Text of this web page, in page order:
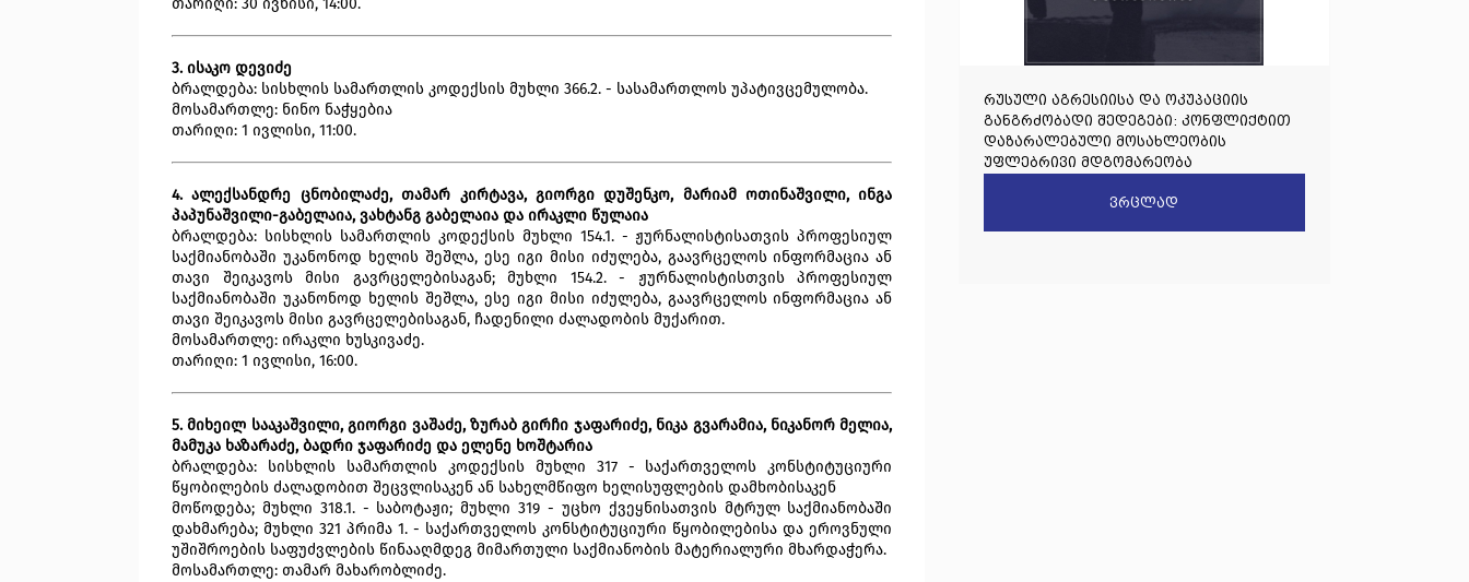
თარიღი: 30 ივნისი, 14:00.
3. ისაკო დევიძე
ბრალდება: სისხლის სამართლის კოდექსის მუხლი 366.2. - სასამართლოს უპატივცემულობა.
მოსამართლე: ნინო ნაჭყებია
თარიღი: 1 ივლისი, 11:00.
4. ალექსანდრე ცნობილაძე, თამარ კირტავა, გიორგი დუშენკო, მარიამ ოთინაშვილი, ინგა
პაპუნაშვილი-გაბელაია, ვახტანგ გაბელაია და ირაკლი წულაია
ბრალდება: სისხლის სამართლის კოდექსის მუხლი 154.1. - ჟურნალისტისათვის პროფესიულ
საქმიანობაში უკანონოდ ხელის შეშლა, ესე იგი მისი იძულება, გაავრცელოს ინფორმაცია ან
თავი შეიკავოს მისი გავრცელებისაგან; მუხლი 154.2. - ჟურნალისტისთვის პროფესიულ
საქმიანობაში უკანონოდ ხელის შეშლა, ესე იგი მისი იძულება, გაავრცელოს ინფორმაცია ან
თავი შეიკავოს მისი გავრცელებისაგან, ჩადენილი ძალადობის მუქარით.
მოსამართლე: ირაკლი ხუსკივაძე.
თარიღი: 1 ივლისი, 16:00.
5. მიხეილ სააკაშვილი, გიორგი ვაშაძე, ზურაბ გირჩი ჯაფარიძე, ნიკა გვარამია, ნიკანორ მელია,
მამუკა ხაზარაძე, ბადრი ჯაფარიძე და ელენე ხოშტარია
ბრალდება: სისხლის სამართლის კოდექსის მუხლი 317 - საქართველოს კონსტიტუციური
წყობილების ძალადობით შეცვლისაკენ ან სახელმწიფო ხელისუფლების დამხობისაკენ
მოწოდება; მუხლი 318.1. - საბოტაჟი; მუხლი 319 - უცხო ქვეყნისათვის მტრულ საქმიანობაში
დახმარება; მუხლი 321 პრიმა 1. - საქართველოს კონსტიტუციური წყობილებისა და ეროვნული
უშიშროების საფუძვლების წინააღმდეგ მიმართული საქმიანობის მატერიალური მხარდაჭერა.
მოსამართლე: თამარ მახარობლიძე.
რუსული აგრესიისა და ოკუპაციის
განგრძობადი შედეგები: კონფლიქტით
დაზარალებული მოსახლეობის
უფლებრივი მდგომარეობა
ვრცლად